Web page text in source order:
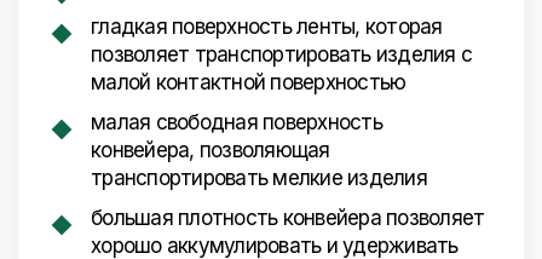
гладкая поверхность ленты, которая
позволяет транспортировать изделия с
малой контактной поверхностью
малая свободная поверхность
конвейера, позволяющая
транспортировать мелкие изделия
большая плотность конвейера позволяет
хорошо аккумулировать и удерживать